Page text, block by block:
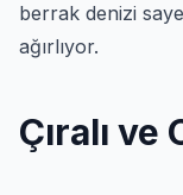
berrak denizi
ağırlıyor.
Çıralı